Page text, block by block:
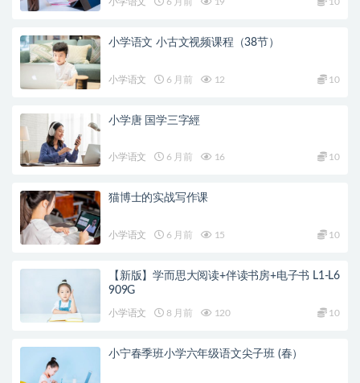
小学语文 小古文视频课程（38节）
小学语文 6 月前 12 10
小学唐 国学三字經
小学语文 6 月前 16 10
猫博士的实战写作课
小学语文 6 月前 15 10
【新版】学而思大阅读+伴读书房+电子书 L1-L6
909G
小学语文 8 月前 120 10
小宁春季班小学六年级语文尖子班 (春）